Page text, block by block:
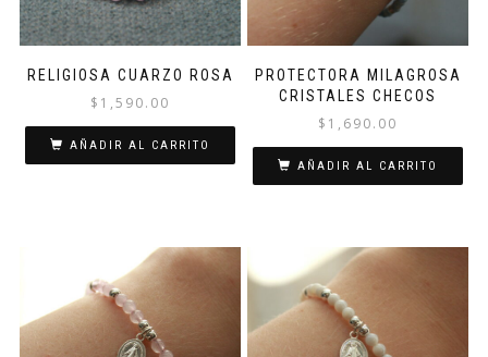
RELIGIOSA CUARZO ROSA
$ 1,590.00
AÑADIR AL CARRITO
PROTECTORA MILAGROSA
CRISTALES CHECOS
$ 1,690.00
AÑADIR AL CARRITO